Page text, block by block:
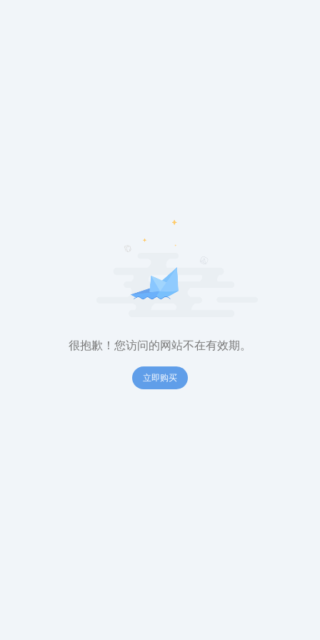
很抱歉！您访问的网站不在有效期。
立即购买